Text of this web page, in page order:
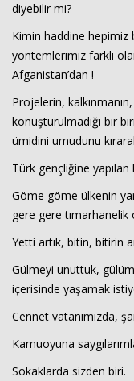
diyebilir mi?
Kimin haddine hepimiz
yöntemlerimiz farklı
Afganistan’dan !
Projelerin,
konuşturulmadığı bir
ümidini umudunu
Türk gençliğine
Göme göme ülkenin
gere gere tımarhanelik
Yetti artık, bitin, bitirin
Gülmeyi unuttuk,
içerisinde yaşamak
Cennet vatanımızda,
Kamuoyuna
Sokaklarda sizden biri.